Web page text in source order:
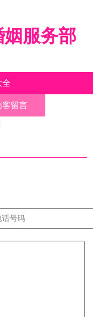
服务部
全
客留言